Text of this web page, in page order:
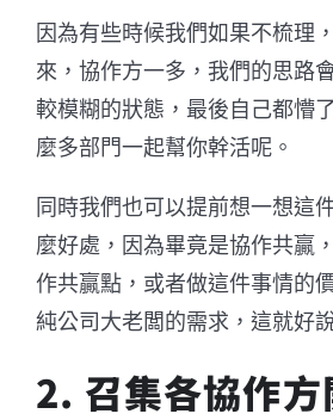
因為有些時候我們如果不梳理
來，協作方一多，我們的思路
較模糊的狀態，最後自己都懵
麼多部門一起幫你幹活呢。
同時我們也可以提前想一想這
麼好處，因為畢竟是協作共贏
作共贏點，或者做這件事情的
純公司大老闆的需求，這就好
2. 召集各協作